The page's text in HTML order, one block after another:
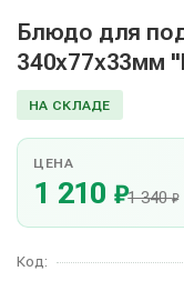
Блюдо для
340х77х33мм
НА СКЛАДЕ
ЦЕНА
1 210 ₽1 340₽
Код: